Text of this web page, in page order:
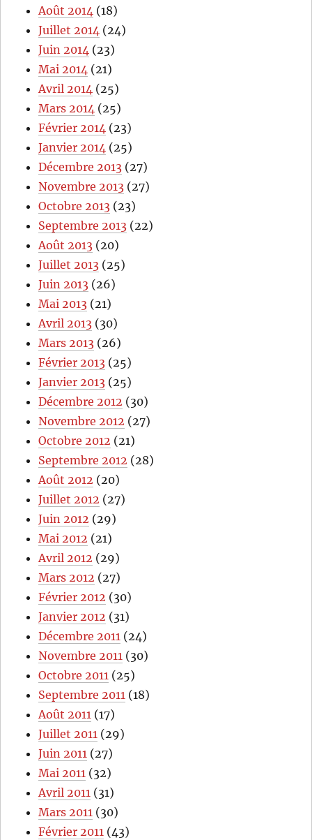
Août 2014 (18)
Juillet 2014 (24)
Juin 2014 (23)
Mai 2014 (21)
Avril 2014 (25)
Mars 2014 (25)
Février 2014 (23)
Janvier 2014 (25)
Décembre 2013 (27)
Novembre 2013 (27)
Octobre 2013 (23)
Septembre 2013 (22)
Août 2013 (20)
Juillet 2013 (25)
Juin 2013 (26)
Mai 2013 (21)
Avril 2013 (30)
Mars 2013 (26)
Février 2013 (25)
Janvier 2013 (25)
Décembre 2012 (30)
Novembre 2012 (27)
Octobre 2012 (21)
Septembre 2012 (28)
Août 2012 (20)
Juillet 2012 (27)
Juin 2012 (29)
Mai 2012 (21)
Avril 2012 (29)
Mars 2012 (27)
Février 2012 (30)
Janvier 2012 (31)
Décembre 2011 (24)
Novembre 2011 (30)
Octobre 2011 (25)
Septembre 2011 (18)
Août 2011 (17)
Juillet 2011 (29)
Juin 2011 (27)
Mai 2011 (32)
Avril 2011 (31)
Mars 2011 (30)
Février 2011 (43)